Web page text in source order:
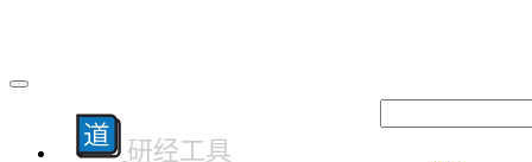
研经工具